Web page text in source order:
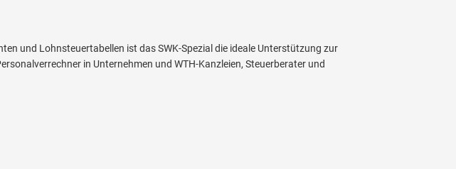
und Lohnsteuertabellen ist das SWK-Spezial die ideale Unterstützung zur
in Unternehmen und WTH-Kanzleien, Steuerberater und